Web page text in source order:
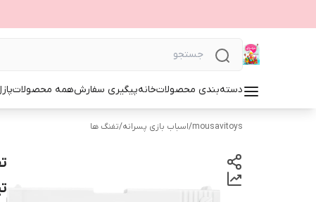
دسته‌بندی محصولاتخانهپیگیری سفارشهمه محصولات
mousavitoys
/اسباب بازی پسرانه/تفنگ ها